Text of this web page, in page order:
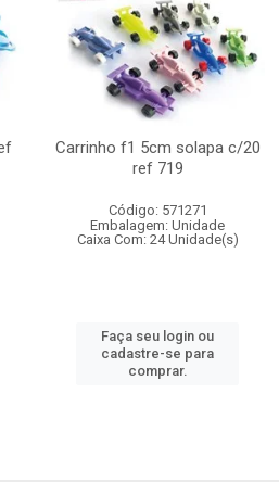
Carrinho f1 5cm solapa c/20
ref 719
Código: 571271
Embalagem: Unidade
Caixa Com: 24 Unidade(s)
Faça seu login ou
cadastre-se para
comprar.